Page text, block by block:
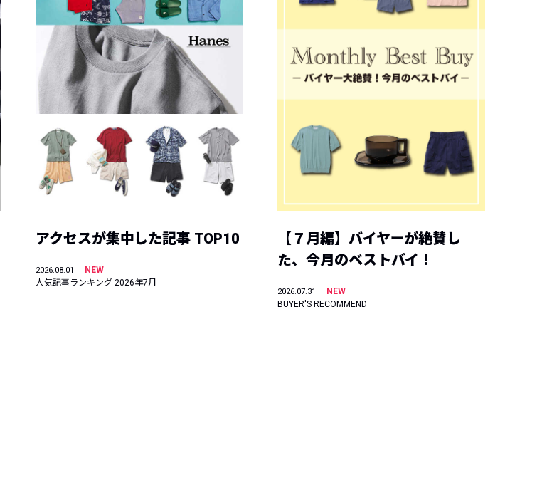
アクセスが集中した記事 TOP10
2026.08.01
NEW
人気記事ランキング 2026年7月
【７月編】バイヤーが絶賛し
た、今月のベストバイ！
2026.07.31
NEW
BUYER'S RECOMMEND